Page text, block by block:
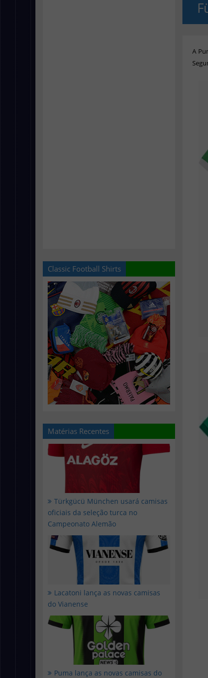
Classic Football Shirts
Matérias Recentes
Türkgücü München usará camisas
oficiais da seleção turca no
Campeonato Alemão
Lacatoni lança as novas camisas
do Vianense
Puma lança as novas camisas do
A